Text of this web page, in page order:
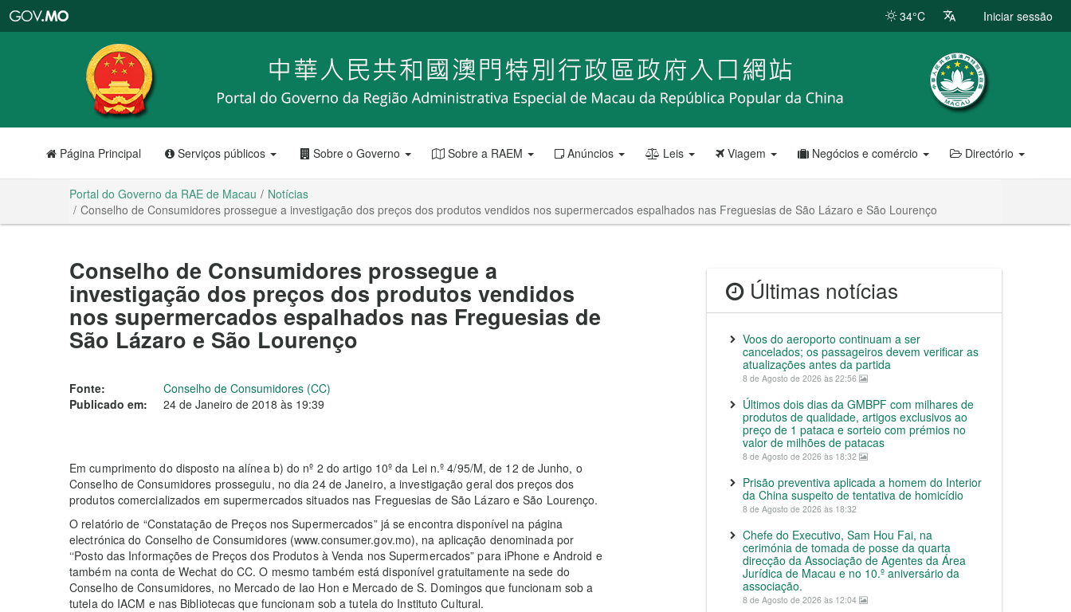
RAE
de
Macau
34°C Iniciar sessão
Página Principal Serviços públicos Sobre o Governo Sobre a RAEM Anúncios Leis Viagem Negócios e comércio Directório
Portal do Governo da RAE de Macau
Notícias
Conselho de Consumidores prossegue a investigação dos preços dos produtos vendidos nos supermercados espalhados nas Freguesias de São Lázaro e São Lourenço
Conselho de Consumidores prossegue a
investigação dos preços dos produtos vendidos
nos supermercados espalhados nas Freguesias de
São Lázaro e São Lourenço
Fonte:
Conselho de Consumidores (CC)
Publicado em:
24 de Janeiro de 2018 às 19:39
Em cumprimento do disposto na alínea b) do nº 2 do artigo 10º da Lei n.º 4/95/M, de 12 de Junho, o
Conselho de Consumidores prosseguiu, no dia 24 de Janeiro, a investigação geral dos preços dos
produtos comercializados em supermercados situados nas Freguesias de São Lázaro e São Lourenço.
O relatório de “Constatação de Preços nos Supermercados” já se encontra disponível na página
electrónica do Conselho de Consumidores (www.consumer.gov.mo), na aplicação denominada por
‘‘Posto das Informações de Preços dos Produtos à Venda nos Supermercados” para iPhone e Android e
também na conta de Wechat do CC. O mesmo também está disponível gratuitamente na sede do
Conselho de Consumidores, no Mercado de Iao Hon e Mercado de S. Domingos que funcionam sob a
tutela do IACM e nas Bibliotecas que funcionam sob a tutela do Instituto Cultural.
Últimas notícias
Voos do aeroporto continuam a ser
cancelados; os passageiros devem verificar as
atualizações antes da partida
8 de Agosto de 2026 às 22:56
Últimos dois dias da GMBPF com milhares de
produtos de qualidade, artigos exclusivos ao
preço de 1 pataca e sorteio com prémios no
valor de milhões de patacas
8 de Agosto de 2026 às 18:32
Prisão preventiva aplicada a homem do Interior
da China suspeito de tentativa de homicídio
8 de Agosto de 2026 às 18:32
Chefe do Executivo, Sam Hou Fai, na
cerimónia de tomada de posse da quarta
direcção da Associação de Agentes da Área
Jurídica de Macau e no 10.º aniversário da
associação.
8 de Agosto de 2026 às 12:04